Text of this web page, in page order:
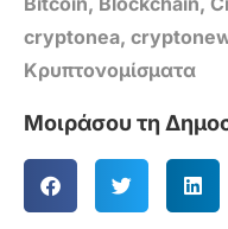
cryptonea,
Κρυπτονομίσματα
Μοιράσου τη